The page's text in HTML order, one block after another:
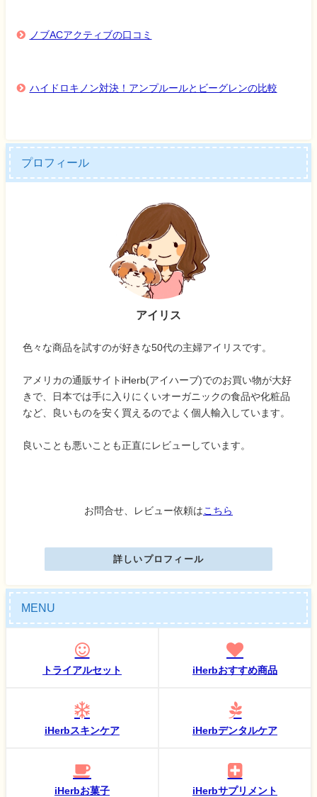
ノブACアクティブの口コミ
ハイドロキノン対決！アンプルールとビーグレンの比較
プロフィール
アイリス
色々な商品を試すのが好きな50代の主婦アイリスです。
アメリカの通販サイトiHerb(アイハーブ)でのお買い物が大好
きで、日本では手に入りにくいオーガニックの食品や化粧品
など、良いものを安く買えるのでよく個人輸入しています。
良いことも悪いことも正直にレビューしています。
お問合せ、レビュー依頼は こちら
詳しいプロフィール
MENU
トライアルセット iHerbおすすめ商品
iHerbスキンケア iHerbデンタルケア
iHerbお菓子 iHerbサプリメント